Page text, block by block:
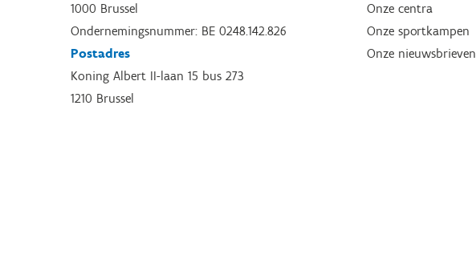
1000 Brussel
Ondernemingsnummer: BE 0248.142.826
Postadres
Koning Albert II-laan 15 bus 273
1210 Brussel
Onze centra
Onze sportkampen
Onze nieuwsbrieven